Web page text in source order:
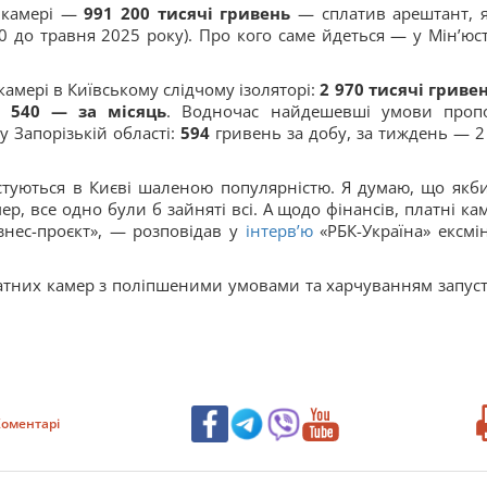
камері —991 200 тисячі гривень — сплатив арештант,
до травня 2025 року). Про кого саме йдеться — у
в Київському слідчому ізоляторі:2 970 тисячі
540 — за місяць. Водночас найдешевші умови
області: 594 гривень за добу, за тиждень —
в Києві шаленою популярністю. Я думаю, що
все одно були б зайняті всі. А щодо фінансів, платні
проєкт», — розповідав у інтерв’ю«РБК-Україна»
камер з поліпшеними умовами та харчуванням